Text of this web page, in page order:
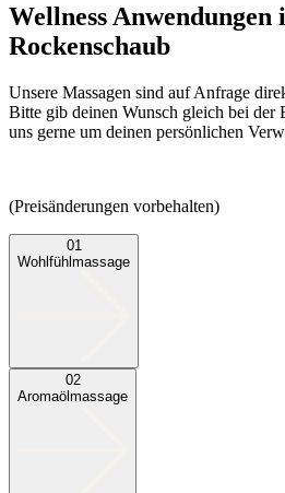
Wellness Anwendungen
Rockenschaub
Unsere Massagen sind auf Anfrage
Bitte gib deinen Wunsch gleich bei der
uns gerne um deinen persönlichen
(Preisänderungen vorbehalten)
01
Wohlfühlmassage
02
Aromaölmassage